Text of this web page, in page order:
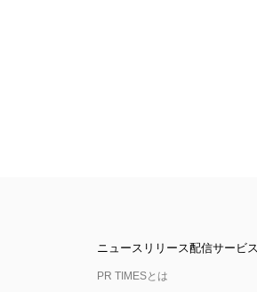
ニュースリリース配信サービス
PR TIMESとは